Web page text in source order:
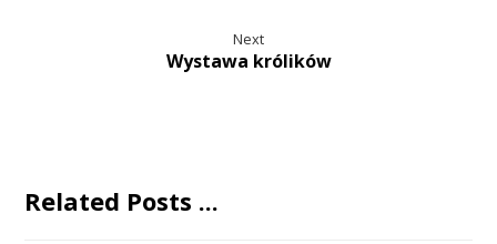
Next
Wystawa królików
Related Posts ...